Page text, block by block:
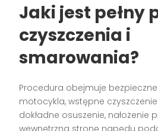
Jaki jest pełny
czyszczenia i
smarowania?
Procedura obejmuje
motocykla, wstępne
dokładne osuszenie, nałożenie
wewnętrzną stronę napędu